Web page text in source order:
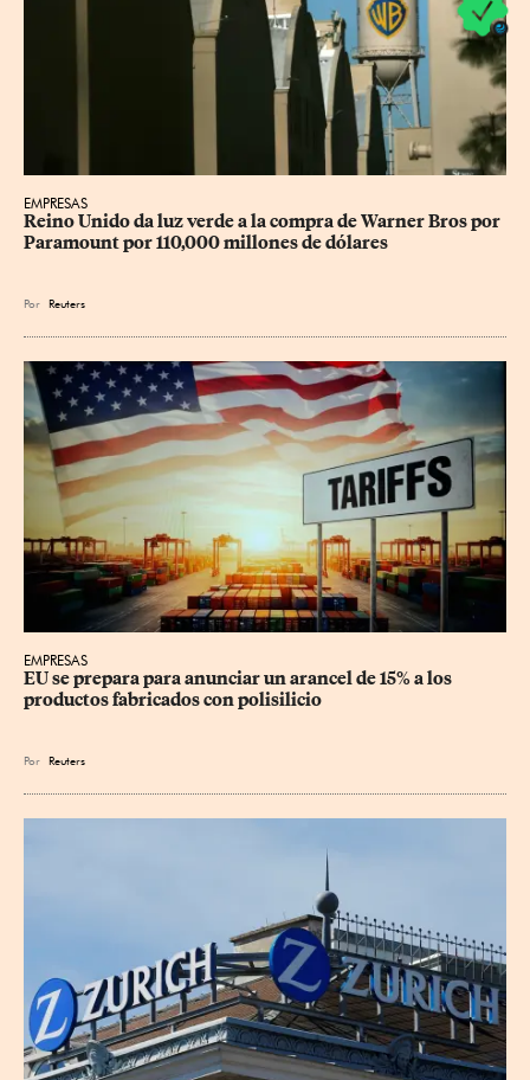
EMPRESAS
Reino Unido da luz verde a la compra de Warner Bros por
Paramount por 110,000 millones de dólares
Por Reuters
EMPRESAS
EU se prepara para anunciar un arancel de 15% a los
productos fabricados con polisilicio
Por Reuters